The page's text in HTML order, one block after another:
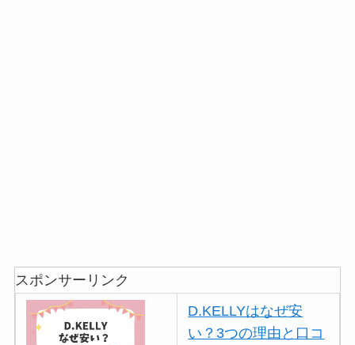
スポンサーリンク
D.KELLYはなぜ安
い？3つの理由と口コ